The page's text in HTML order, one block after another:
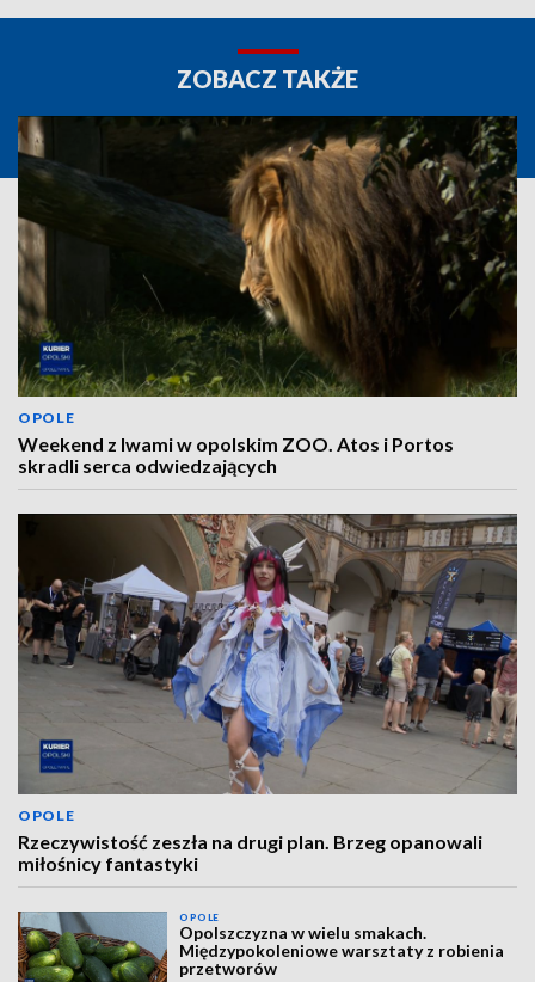
ZOBACZ TAKŻE
OPOLE
Weekend z lwami w opolskim ZOO. Atos i Portos
skradli serca odwiedzających
OPOLE
Rzeczywistość zeszła na drugi plan. Brzeg opanowali
miłośnicy fantastyki
OPOLE
Opolszczyzna w wielu smakach.
Międzypokoleniowe warsztaty z robienia
przetworów